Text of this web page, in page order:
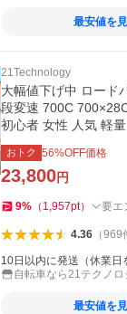
最安値を
21Technology
大幅値下げ中 ロード
段変速 700C
初心者 女性 人気 軽
ツ自転車 安い 700C
おトク 56%OFF価格
23,800円
9% （ 1,957pt） 要エ
4.36（969
10日以内に発送（休業日
自転車なら21テクノロ
最安値を